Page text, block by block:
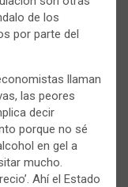
de los
por parte del
llaman
las peores
decir
porque no sé
en gel a
mucho.
Ahí el Estado